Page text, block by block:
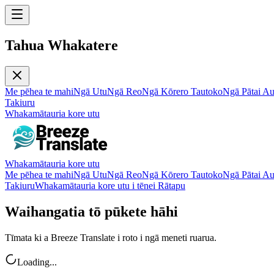
Tahua Whakatere
Me pēhea te mahiNgā UtuNgā ReoNgā Kōrero TautokoNgā Pātai
Takiuru
Whakamātauria kore utu
Whakamātauria kore utu
Me pēhea te mahiNgā UtuNgā ReoNgā Kōrero TautokoNgā Pātai
TakiuruWhakamātauria kore utu i tēnei Rātapu
Waihangatia tō pūkete hāhi
Tīmata ki a Breeze Translate i roto i ngā meneti ruarua.
Loading...